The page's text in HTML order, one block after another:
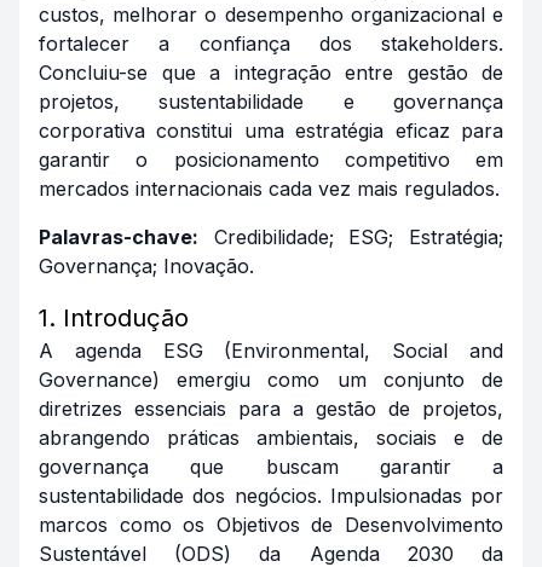
custos, melhorar o desempenho organizacional e
fortalecer a confiança dos stakeholders.
Concluiu-se que a integração entre gestão de
projetos, sustentabilidade e governança
corporativa constitui uma estratégia eficaz para
garantir o posicionamento competitivo em
mercados internacionais cada vez mais regulados.
Palavras-chave: Credibilidade; ESG; Estratégia;
Governança; Inovação.
1. Introdução
A agenda ESG (Environmental, Social and
Governance) emergiu como um conjunto de
diretrizes essenciais para a gestão de projetos,
abrangendo práticas ambientais, sociais e de
governança que buscam garantir a
sustentabilidade dos negócios. Impulsionadas por
marcos como os Objetivos de Desenvolvimento
Sustentável (ODS) da Agenda 2030 da